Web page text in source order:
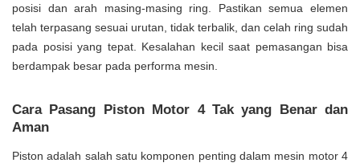
posisi dan arah masing-masing ring. Pastikan semua elemen
telah terpasang sesuai urutan, tidak terbalik, dan celah ring sudah
pada posisi yang tepat. Kesalahan kecil saat pemasangan bisa
berdampak besar pada performa mesin.
Cara Pasang Piston Motor 4 Tak yang Benar dan
Aman
Piston adalah salah satu komponen penting dalam mesin motor 4